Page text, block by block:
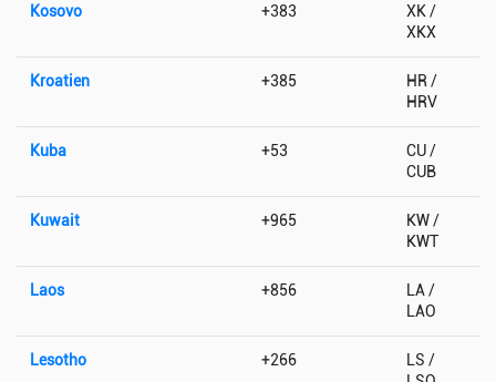
Kosovo +383
XK /
XKX
Kroatien +385
HR /
HRV
Kuba +53
CU /
CUB
Kuwait +965
KW /
KWT
Laos +856
LA /
LAO
Lesotho +266
LS /